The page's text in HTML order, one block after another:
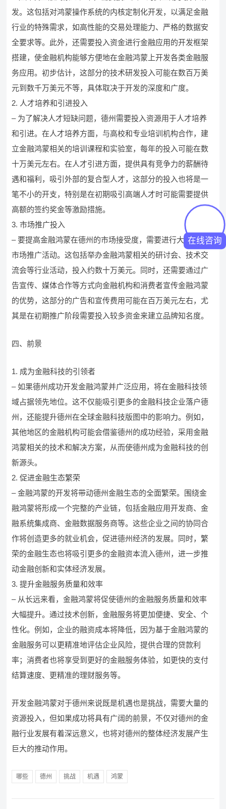
发。这包括对鸿蒙操作系统的内核定制化开发，以满足金融
行业的特殊需求，如高性能的交易处理能力、严格的数据安
全要求等。此外，还需要投入资金进行金融应用的开发框架
搭建，使金融机构能够方便地在金融鸿蒙上开发各类金融服
务应用。初步估计，这部分的技术研发投入可能在数百万美
元到数千万美元不等，具体取决于开发的深度和广度。
2. 人才培养和引进投入
– 为了解决人才短缺问题，德州需要投入资源用于人才培养
和引进。在人才培养方面，与高校和专业培训机构合作，建
立金融鸿蒙相关的培训课程和实验室，每年的投入可能在数
十万美元左右。在人才引进方面，提供具有竞争力的薪酬待
遇和福利，吸引外部的复合型人才，这部分的投入也将是一
笔不小的开支，特别是在初期吸引高端人才时可能需要提供
高额的签约奖金等激励措施。
3. 市场推广投入
– 要提高金融鸿蒙在德州的市场接受度，需要进行大规模的
市场推广活动。这包括举办金融鸿蒙相关的研讨会、技术交
流会等行业活动，投入约数十万美元。同时，还需要通过广
告宣传、媒体合作等方式向金融机构和消费者宣传金融鸿蒙
的优势，这部分的广告和宣传费用可能在百万美元左右，尤
其是在初期推广阶段需要投入较多资金来建立品牌知名度。
四、前景
1. 成为金融科技的引领者
– 如果德州成功开发金融鸿蒙并广泛应用，将在金融科技领
域占据领先地位。这不仅能吸引更多的金融科技企业落户德
州，还能提升德州在全球金融科技版图中的影响力。例如，
其他地区的金融机构可能会借鉴德州的成功经验，采用金融
鸿蒙相关的技术和解决方案，从而使德州成为金融科技的创
新源头。
2. 促进金融生态繁荣
– 金融鸿蒙的开发将带动德州金融生态的全面繁荣。围绕金
融鸿蒙将形成一个完整的产业链，包括金融应用开发商、金
融系统集成商、金融数据服务商等。这些企业之间的协同合
作将创造更多的就业机会，促进德州经济的发展。同时，繁
荣的金融生态也将吸引更多的金融资本流入德州，进一步推
动金融创新和实体经济发展。
3. 提升金融服务质量和效率
– 从长远来看，金融鸿蒙将促使德州的金融服务质量和效率
大幅提升。通过技术创新，金融服务将更加便捷、安全、个
性化。例如，企业的融资成本将降低，因为基于金融鸿蒙的
金融服务可以更精准地评估企业风险，提供合理的贷款利
率；消费者也将享受到更好的金融服务体验，如更快的支付
结算速度、更精准的理财服务等。
开发金融鸿蒙对于德州来说既是机遇也是挑战，需要大量的
资源投入，但如果成功将具有广阔的前景，不仅对德州的金
融行业发展有着深远意义，也将对德州的整体经济发展产生
巨大的推动作用。
哪些 德州 挑战 机遇 鸿蒙
在线咨询